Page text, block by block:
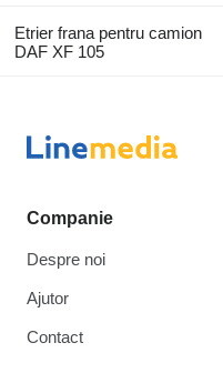
Etrier frana pentru camion
DAF XF 105
Companie
Despre noi
Ajutor
Contact